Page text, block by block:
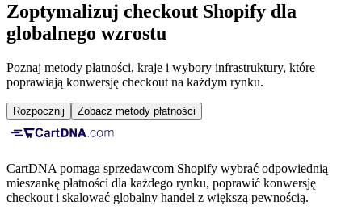
Zoptymalizuj checkout Shopify dla
globalnego wzrostu
Poznaj metody płatności, kraje i wybory infrastruktury, które
poprawiają konwersję checkout na każdym rynku.
Rozpocznij Zobacz metody płatności
CartDNA pomaga sprzedawcom Shopify wybrać odpowiednią
mieszankę płatności dla każdego rynku, poprawić konwersję
checkout i skalować globalny handel z większą pewnością.